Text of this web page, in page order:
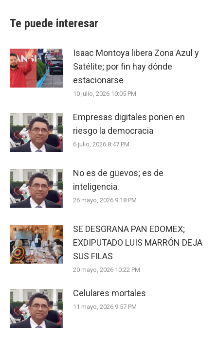
Te puede interesar
Isaac Montoya libera Zona Azul y
Satélite; por fin hay dónde
estacionarse
10 julio, 2026 10:05 PM
Empresas digitales ponen en
riesgo la democracia
6 julio, 2026 8:47 PM
No es de güevos; es de
inteligencia.
26 mayo, 2026 9:18 PM
SE DESGRANA PAN EDOMEX;
EXDIPUTADO LUIS MARRÓN DEJA
SUS FILAS
20 mayo, 2026 10:22 PM
Celulares mortales
11 mayo, 2026 9:57 PM